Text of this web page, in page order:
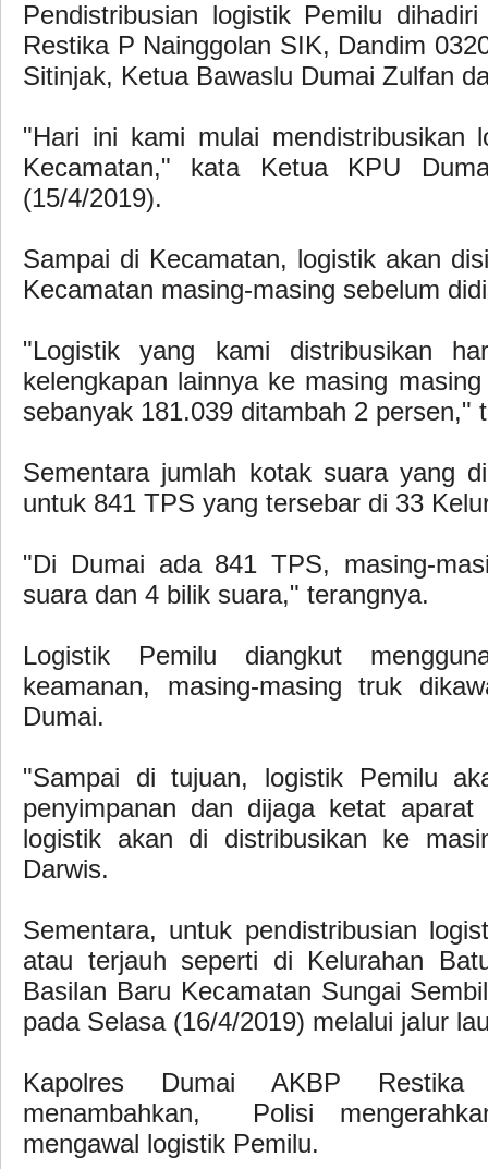
Pendistribusian logistik Pemilu
Restika P Nainggolan SIK, Dandim
Sitinjak, Ketua Bawaslu Dumai Zulfan
"Hari ini kami mulai mendistribusikan
Kecamatan," kata Ketua KPU
(15/4/2019).
Sampai di Kecamatan, logistik akan
Kecamatan masing-masing sebelum
"Logistik yang kami distribusikan
kelengkapan lainnya ke masing
sebanyak 181.039 ditambah 2 persen,"
Sementara jumlah kotak suara yang
untuk 841 TPS yang tersebar di 33
"Di Dumai ada 841 TPS, masing-
suara dan 4 bilik suara," terangnya.
Logistik Pemilu diangkut
keamanan, masing-masing truk
Dumai.
"Sampai di tujuan, logistik Pemilu
penyimpanan dan dijaga ketat aparat
logistik akan di distribusikan ke
Darwis.
Sementara, untuk pendistribusian
atau terjauh seperti di Kelurahan
Basilan Baru Kecamatan Sungai
pada Selasa (16/4/2019) melalui jalur
Kapolres Dumai AKBP
menambahkan, Polisi
mengawal logistik Pemilu.